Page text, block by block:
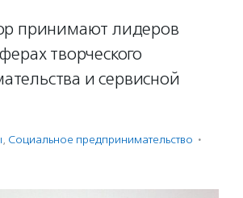
принимают лидеров
творческого
и сервисной
, Социальное предпри­нима­тель­ство ·